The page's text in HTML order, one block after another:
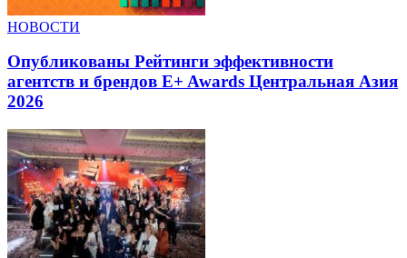
НОВОСТИ
Опубликованы Рейтинги эффективности
агентств и брендов E+ Awards Центральная Азия
2026